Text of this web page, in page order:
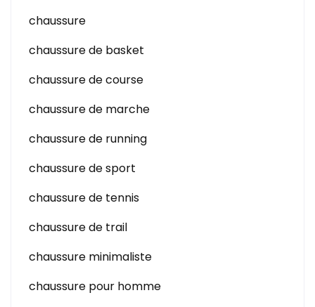
chaussure
chaussure de basket
chaussure de course
chaussure de marche
chaussure de running
chaussure de sport
chaussure de tennis
chaussure de trail
chaussure minimaliste
chaussure pour homme